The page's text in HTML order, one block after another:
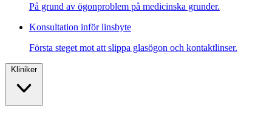
På grund av ögonproblem på medicinska grunder.
Konsultation inför linsbyte
Första steget mot att slippa glasögon och kontaktlinser.
Kliniker